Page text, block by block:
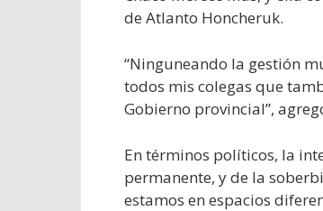
de Atlanto Honcheruk.
“Ninguneando la gestión
todos mis colegas que
Gobierno provincial”,
En términos políticos, la
permanente, y de la
estamos en espacios